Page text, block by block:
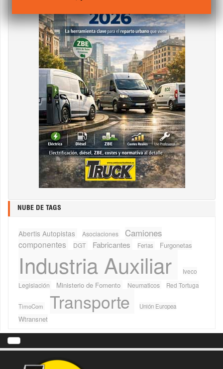
NUBE DE TAGS
Abertis Autopistas Asociaciones Camiones
componentes DGT Fabricantes Ferias Furgonetas
Industria Auxiliar
Iveco
Legislación
Ministerio de Fomento Neumaticos Red Tortuga
TimoCom Transporte Unión Europea
Wtransnet